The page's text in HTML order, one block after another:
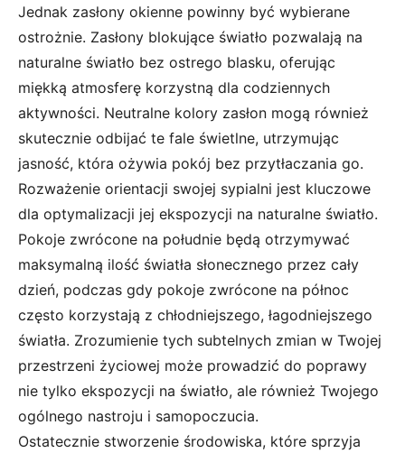
Jednak zasłony okienne powinny być wybierane
ostrożnie. Zasłony blokujące światło pozwalają na
naturalne światło bez ostrego blasku, oferując
miękką atmosferę korzystną dla codziennych
aktywności. Neutralne kolory zasłon mogą również
skutecznie odbijać te fale świetlne, utrzymując
jasność, która ożywia pokój bez przytłaczania go.
Rozważenie orientacji swojej sypialni jest kluczowe
dla optymalizacji jej ekspozycji na naturalne światło.
Pokoje zwrócone na południe będą otrzymywać
maksymalną ilość światła słonecznego przez cały
dzień, podczas gdy pokoje zwrócone na północ
często korzystają z chłodniejszego, łagodniejszego
światła. Zrozumienie tych subtelnych zmian w Twojej
przestrzeni życiowej może prowadzić do poprawy
nie tylko ekspozycji na światło, ale również Twojego
ogólnego nastroju i samopoczucia.
Ostatecznie stworzenie środowiska, które sprzyja